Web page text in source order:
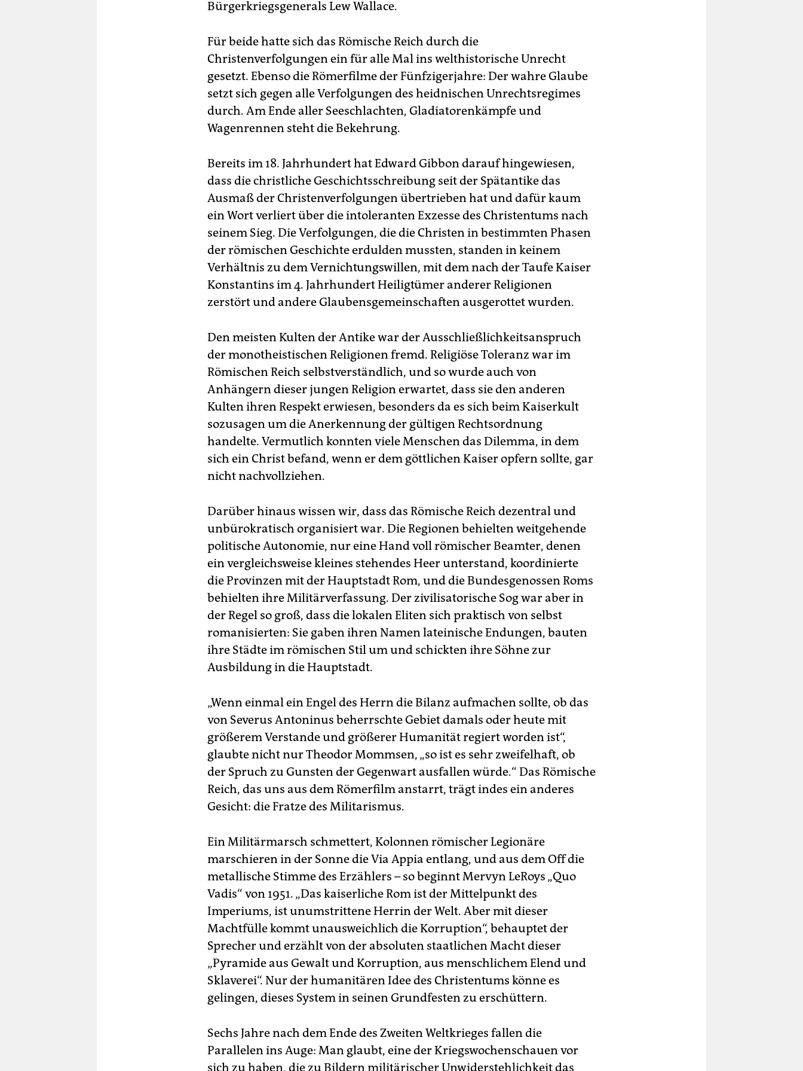
Bürgerkriegsgenerals Lew Wallace.
Für beide hatte sich das Römische Reich durch die
Christenverfolgungen ein für alle Mal ins welthistorische Unrecht
gesetzt. Ebenso die Römerfilme der Fünfzigerjahre: Der wahre Glaube
setzt sich gegen alle Verfolgungen des heidnischen Unrechtsregimes
durch. Am Ende aller Seeschlachten, Gladiatorenkämpfe und
Wagenrennen steht die Bekehrung.
Bereits im 18. Jahrhundert hat Edward Gibbon darauf hingewiesen,
dass die christliche Geschichtsschreibung seit der Spätantike das
Ausmaß der Christenverfolgungen übertrieben hat und dafür kaum
ein Wort verliert über die intoleranten Exzesse des Christentums nach
seinem Sieg. Die Verfolgungen, die die Christen in bestimmten Phasen
der römischen Geschichte erdulden mussten, standen in keinem
Verhältnis zu dem Vernichtungswillen, mit dem nach der Taufe Kaiser
Konstantins im 4. Jahrhundert Heiligtümer anderer Religionen
zerstört und andere Glaubensgemeinschaften ausgerottet wurden.
Den meisten Kulten der Antike war der Ausschließlichkeitsanspruch
der monotheistischen Religionen fremd. Religiöse Toleranz war im
Römischen Reich selbstverständlich, und so wurde auch von
Anhängern dieser jungen Religion erwartet, dass sie den anderen
Kulten ihren Respekt erwiesen, besonders da es sich beim Kaiserkult
sozusagen um die Anerkennung der gültigen Rechtsordnung
handelte. Vermutlich konnten viele Menschen das Dilemma, in dem
sich ein Christ befand, wenn er dem göttlichen Kaiser opfern sollte, gar
nicht nachvollziehen.
Darüber hinaus wissen wir, dass das Römische Reich dezentral und
unbürokratisch organisiert war. Die Regionen behielten weitgehende
politische Autonomie, nur eine Hand voll römischer Beamter, denen
ein vergleichsweise kleines stehendes Heer unterstand, koordinierte
die Provinzen mit der Hauptstadt Rom, und die Bundesgenossen Roms
behielten ihre Militärverfassung. Der zivilisatorische Sog war aber in
der Regel so groß, dass die lokalen Eliten sich praktisch von selbst
romanisierten: Sie gaben ihren Namen lateinische Endungen, bauten
ihre Städte im römischen Stil um und schickten ihre Söhne zur
Ausbildung in die Hauptstadt.
„Wenn einmal ein Engel des Herrn die Bilanz aufmachen sollte, ob das
von Severus Antoninus beherrschte Gebiet damals oder heute mit
größerem Verstande und größerer Humanität regiert worden ist“,
glaubte nicht nur Theodor Mommsen, „so ist es sehr zweifelhaft, ob
der Spruch zu Gunsten der Gegenwart ausfallen würde.“ Das Römische
Reich, das uns aus dem Römerfilm anstarrt, trägt indes ein anderes
Gesicht: die Fratze des Militarismus.
Ein Militärmarsch schmettert, Kolonnen römischer Legionäre
marschieren in der Sonne die Via Appia entlang, und aus dem Off die
metallische Stimme des Erzählers – so beginnt Mervyn LeRoys „Quo
Vadis“ von 1951. „Das kaiserliche Rom ist der Mittelpunkt des
Imperiums, ist unumstrittene Herrin der Welt. Aber mit dieser
Machtfülle kommt unausweichlich die Korruption“, behauptet der
Sprecher und erzählt von der absoluten staatlichen Macht dieser
„Pyramide aus Gewalt und Korruption, aus menschlichem Elend und
Sklaverei“. Nur der humanitären Idee des Christentums könne es
gelingen, dieses System in seinen Grundfesten zu erschüttern.
Sechs Jahre nach dem Ende des Zweiten Weltkrieges fallen die
Parallelen ins Auge: Man glaubt, eine der Kriegswochenschauen vor
sich zu haben, die zu Bildern militärischer Unwiderstehlichkeit das